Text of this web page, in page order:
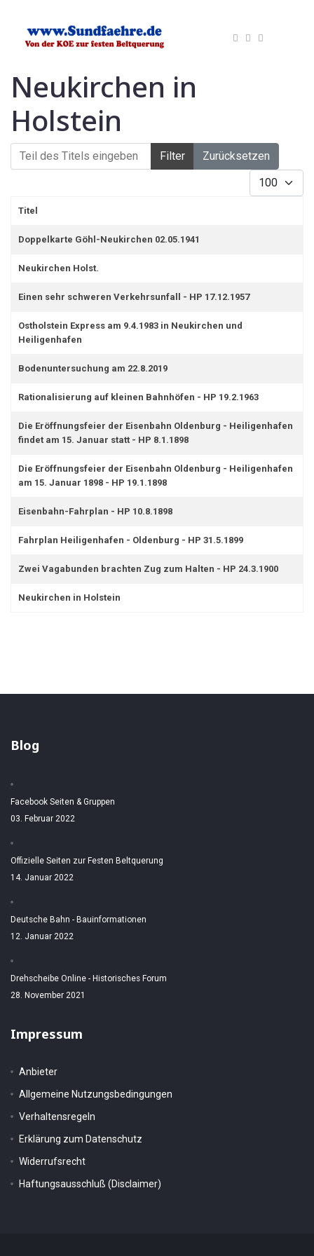
Neukirchen in
Holstein
Teil des Titels eingeben
Filter Zurücksetzen
Anzeige #
Titel
Doppelkarte Göhl-Neukirchen 02.05.1941
Neukirchen Holst.
Einen sehr schweren Verkehrsunfall - HP 17.12.1957
Ostholstein Express am 9.4.1983 in Neukirchen und
Heiligenhafen
Bodenuntersuchung am 22.8.2019
Rationalisierung auf kleinen Bahnhöfen - HP 19.2.1963
Die Eröffnungsfeier der Eisenbahn Oldenburg - Heiligenhafen
findet am 15. Januar statt - HP 8.1.1898
Die Eröffnungsfeier der Eisenbahn Oldenburg - Heiligenhafen
am 15. Januar 1898 - HP 19.1.1898
Eisenbahn-Fahrplan - HP 10.8.1898
Fahrplan Heiligenhafen - Oldenburg - HP 31.5.1899
Zwei Vagabunden brachten Zug zum Halten - HP 24.3.1900
Neukirchen in Holstein
Blog
Facebook Seiten & Gruppen
03. Februar 2022
Offizielle Seiten zur Festen Beltquerung
14. Januar 2022
Deutsche Bahn - Bauinformationen
12. Januar 2022
Drehscheibe Online - Historisches Forum
28. November 2021
Impressum
Anbieter
Allgemeine Nutzungsbedingungen
Verhaltensregeln
Erklärung zum Datenschutz
Widerrufsrecht
Haftungsausschluß (Disclaimer)